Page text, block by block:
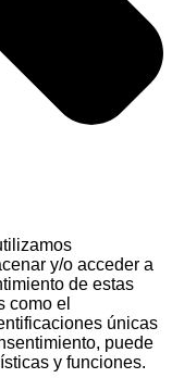
y/o acceder a
de estas
como el
únicas
puede
y funciones.